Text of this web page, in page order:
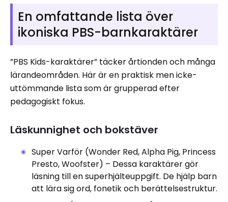
En omfattande lista över
ikoniska PBS-barnkaraktärer
”PBS Kids-karaktärer” täcker årtionden och många
lärandeområden. Här är en praktisk men icke-
uttömmande lista som är grupperad efter
pedagogiskt fokus.
Läskunnighet och bokstäver
Super Varför (Wonder Red, Alpha Pig, Princess
Presto, Woofster) – Dessa karaktärer gör
läsning till en superhjälteuppgift. De hjälp barn
att lära sig ord, fonetik och berättelsestruktur.